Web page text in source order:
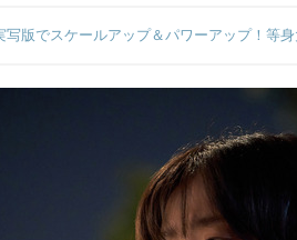
写版でスケールアップ＆パワーアップ！等